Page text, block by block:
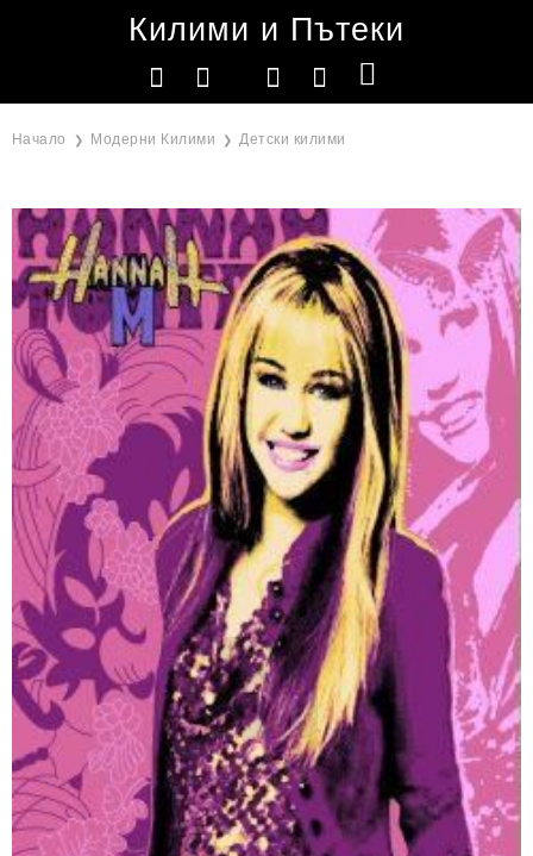
Килими и Пътеки
Начало Модерни Килими Детски килими